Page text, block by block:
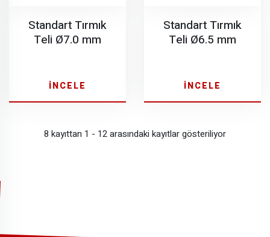
Standart Tırmık
Teli Ø7.0 mm
İNCELE
Standart Tırmık
Teli Ø6.5 mm
İNCELE
8 kayıttan 1 - 12 arasındaki kayıtlar gösteriliyor